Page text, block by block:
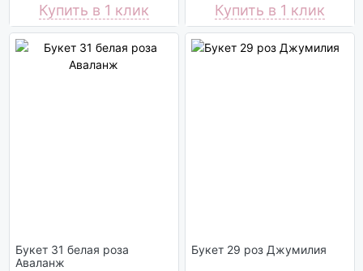
Купить в 1 клик Купить в 1 клик
Букет 31 белая роза
Аваланж
Букет 29 роз Джумилия